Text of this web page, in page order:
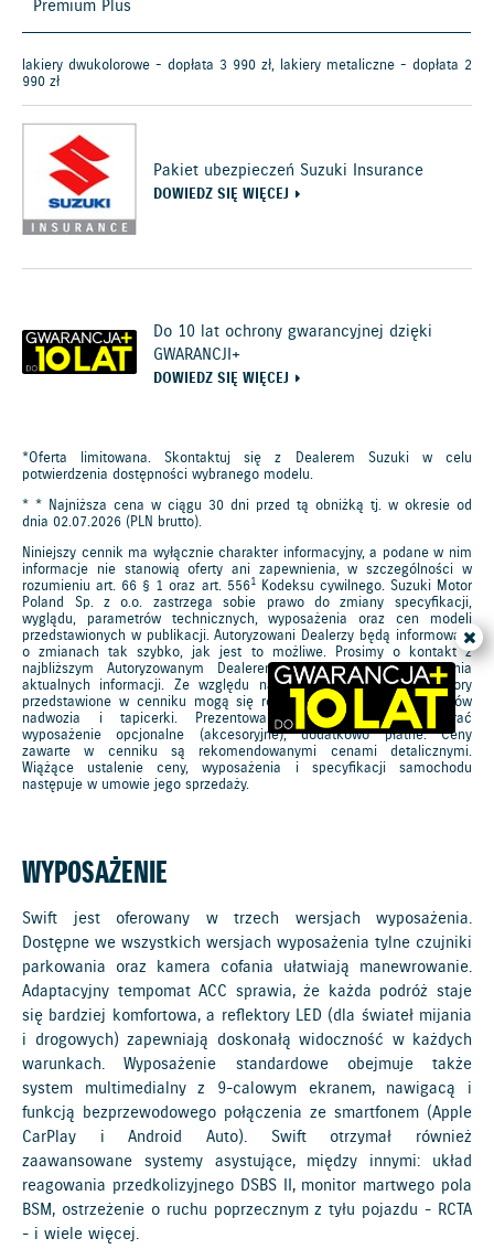
Premium Plus
lakiery dwukolorowe - dopłata 3 990 zł, lakiery metaliczne - dopłata 2
990 zł
Pakiet ubezpieczeń Suzuki Insurance
DOWIEDZ SIĘ WIĘCEJ
Do 10 lat ochrony gwarancyjnej dzięki
GWARANCJI+
DOWIEDZ SIĘ WIĘCEJ
*Oferta limitowana. Skontaktuj się z Dealerem Suzuki w celu
potwierdzenia dostępności wybranego modelu.
* * Najniższa cena w ciągu 30 dni przed tą obniżką tj. w okresie od
dnia 02.07.2026 (PLN brutto).
Niniejszy cennik ma wyłącznie charakter informacyjny, a podane w nim
informacje nie stanowią oferty ani zapewnienia, w szczególności w
rozumieniu art. 66 § 1 oraz art. 5561Kodeksu cywilnego. Suzuki Motor
Poland Sp. z o.o. zastrzega sobie prawo do zmiany specyfikacji,
wyglądu, parametrów technicznych, wyposażenia oraz cen modeli
przedstawionych w publikacji. Autoryzowani Dealerzy będą informowani
o zmianach tak szybko, jak jest to możliwe. Prosimy o kontakt z
najbliższym Autoryzowanym Dealerem SUZUKI w celu uzyskania
aktualnych informacji. Ze względu na ograniczenia techniki, kolory
przedstawione w cenniku mogą się różnić od rzeczywistych kolorów
nadwozia i tapicerki. Prezentowane zdjęcia mogą zawierać
wyposażenie opcjonalne (akcesoryjne), dodatkowo płatne. Ceny
zawarte w cenniku są rekomendowanymi cenami detalicznymi.
Wiążące ustalenie ceny, wyposażenia i specyfikacji samochodu
następuje w umowie jego sprzedaży.
WYPOSAŻENIE
Swift jest oferowany w trzech wersjach wyposażenia.
Dostępne we wszystkich wersjach wyposażenia tylne czujniki
parkowania oraz kamera cofania ułatwiają manewrowanie.
Adaptacyjny tempomat ACC sprawia, że każda podróż staje
się bardziej komfortowa, a reflektory LED (dla świateł mijania
i drogowych) zapewniają doskonałą widoczność w każdych
warunkach. Wyposażenie standardowe obejmuje także
system multimedialny z 9-calowym ekranem, nawigacą i
funkcją bezprzewodowego połączenia ze smartfonem (Apple
CarPlay i Android Auto). Swift otrzymał również
zaawansowane systemy asystujące, między innymi: układ
reagowania przedkolizyjnego DSBS II, monitor martwego pola
BSM, ostrzeżenie o ruchu poprzecznym z tyłu pojazdu - RCTA
- i wiele więcej.